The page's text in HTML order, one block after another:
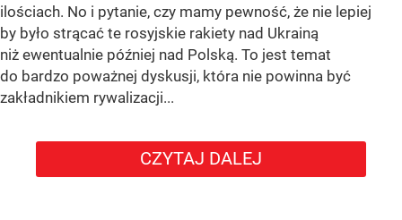
ilościach. No i pytanie, czy mamy pewność, że nie lepiej
by było strącać te rosyjskie rakiety nad Ukrainą
niż ewentualnie później nad Polską. To jest temat
do bardzo poważnej dyskusji, która nie powinna być
zakładnikiem rywalizacji...
CZYTAJ DALEJ